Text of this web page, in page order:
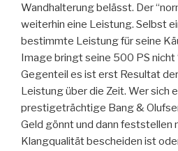
Wandhalterung belässt. Der
weiterhin eine Leistung. Selbst
bestimmte Leistung für seine
Image bringt seine 500 PS nicht
Gegenteil es ist erst Resultat
Leistung über die Zeit. Wer sich
prestigeträchtige Bang &
Geld gönnt und dann feststellen
Klangqualität bescheiden ist